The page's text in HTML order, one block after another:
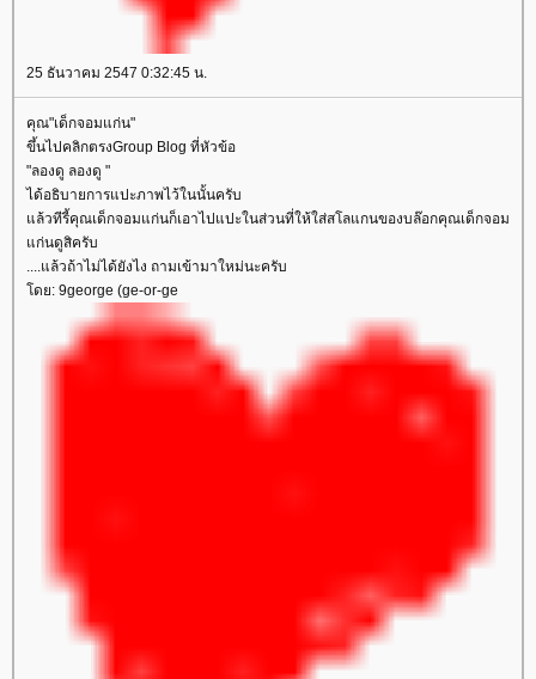
25 ธันวาคม 2547 0:32:45 น.
คุณ"เด็กจอมแก่น"
ขึ้นไปคลิกตรงGroup Blog ที่หัวข้อ
"ลองดู ลองดู "
ได้อธิบายการแปะภาพไว้ในนั้นครับ
ล้วทีรี้คุณเด็กจอมแก่นก็เอาไปแปะในส่วนที่ให้ใส่สโลแกนของบล๊อกคุณเด็กจอม
ก่นดูสิครับ
....แล้วถ้าไม่ได้ยังไง ถามเข้ามาใหม่นะครับ
ดย: 9george (ge-or-ge